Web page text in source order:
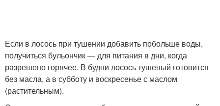
Если в лосось при тушении добавить побольше воды,
получиться бульончик — для питания в дни, когда
разрешено горячее. В будни лосось тушеный готовится
без масла, а в субботу и воскресенье с маслом
(растительным).